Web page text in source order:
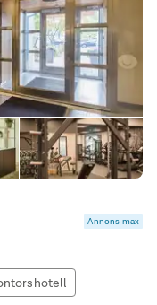
Annons max